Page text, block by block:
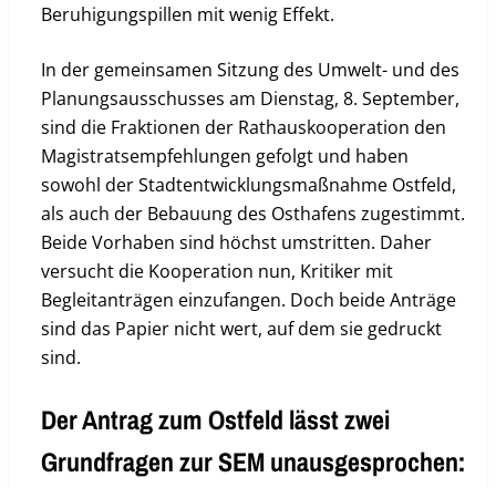
Beruhigungspillen mit wenig Effekt.
In der gemeinsamen Sitzung des Umwelt- und des
Planungsausschusses am Dienstag, 8. September,
sind die Fraktionen der Rathauskooperation den
Magistratsempfehlungen gefolgt und haben
sowohl der Stadtentwicklungsmaßnahme Ostfeld,
als auch der Bebauung des Osthafens zugestimmt.
Beide Vorhaben sind höchst umstritten. Daher
versucht die Kooperation nun, Kritiker mit
Begleitanträgen einzufangen. Doch beide Anträge
sind das Papier nicht wert, auf dem sie gedruckt
sind.
Der Antrag zum Ostfeld lässt zwei
Grundfragen zur SEM unausgesprochen: